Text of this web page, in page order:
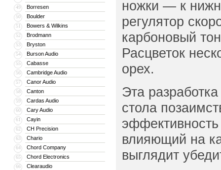
49 Borresen
50 Boulder
51 Bowers & Wilkins
52 Brodmann
53 Bryston
54 Burson Audio
55 Cabasse
56 Cambridge Audio
57 Canor Audio
58 Canton
59 Cardas Audio
60 Cary Audio
61 Cayin
62 CH Precision
63 Chario
64 Chord Company
65 Chord Electronics
66 Clearaudio
ножки — к
регулятор
карбоновый
Расцветок
орех.
Эта
стола
влияющий на
выглядит